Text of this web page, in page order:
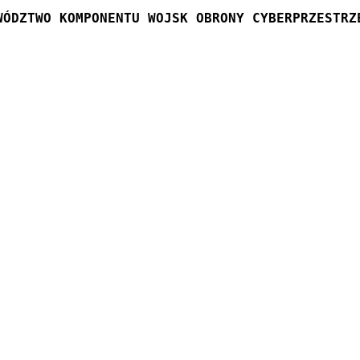
KOMPONENTU WOJSK OBRONY